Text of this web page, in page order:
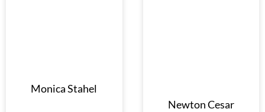
Monica Stahel
Newton Cesar